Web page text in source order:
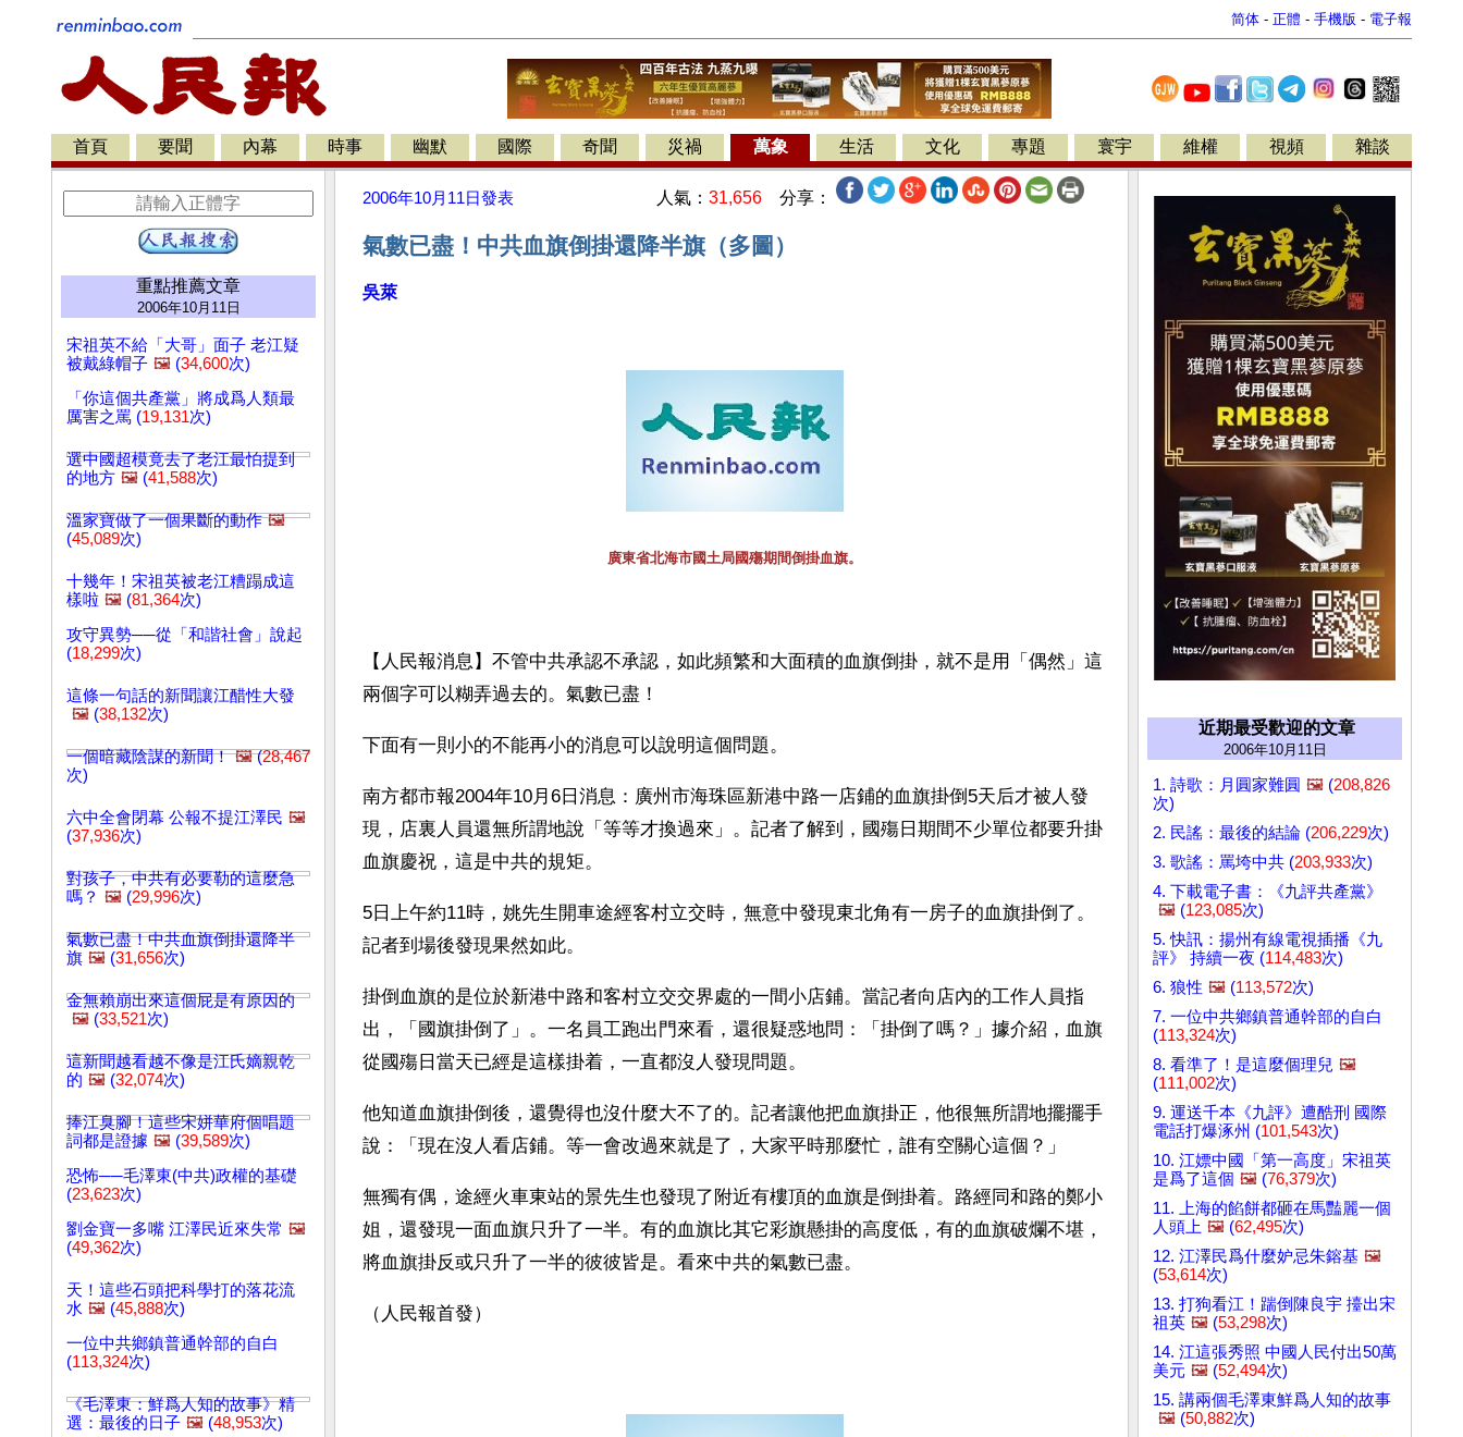
简体 - 正體 - 手機版 - 電子報
首頁 要聞 內幕 時事 幽默 國際 奇聞 災禍 萬象 生活 文化 專題 寰宇 維權 視頻 雜談
重點推薦文章
2006年10月11日
宋祖英不給「大哥」面子 老江疑
被戴綠帽子 🖼️ (34,600次)
「你這個共產黨」將成爲人類最
厲害之罵 (19,131次)
選中國超模竟去了老江最怕提到
的地方 🖼️ (41,588次)
溫家寶做了一個果斷的動作 🖼️
(45,089次)
十幾年！宋祖英被老江糟蹋成這
樣啦 🖼️ (81,364次)
攻守異勢──從「和諧社會」說起
(18,299次)
這條一句話的新聞讓江醋性大發
🖼️ (38,132次)
一個暗藏陰謀的新聞！ 🖼️(28,467
次)
六中全會閉幕 公報不提江澤民 🖼️
(37,936次)
對孩子，中共有必要勒的這麼急
嗎？ 🖼️ (29,996次)
氣數已盡！中共血旗倒掛還降半
旗 🖼️ (31,656次)
金無賴崩出來這個屁是有原因的
🖼️ (33,521次)
這新聞越看越不像是江氏嫡親乾
的 🖼️ (32,074次)
捧江臭腳！這些宋姘華府個唱題
詞都是證據 🖼️ (39,589次)
恐怖──毛澤東(中共)政權的基礎
(23,623次)
劉金寶一多嘴 江澤民近來失常 🖼️
(49,362次)
天！這些石頭把科學打的落花流
水 🖼️ (45,888次)
一位中共鄉鎮普通幹部的自白
(113,324次)
《毛澤東：鮮爲人知的故事》精
選：最後的日子 🖼️ (48,953次)
2006年10月11日發表 人氣： 31,656 分享：
氣數已盡！中共血旗倒掛還降半旗（多圖）
吳萊
廣東省北海市國土局國殤期間倒掛血旗。
【人民報消息】不管中共承認不承認，如此頻繁和大面積的血旗倒掛，就不是用「偶然」這
兩個字可以糊弄過去的。氣數已盡！
下面有一則小的不能再小的消息可以說明這個問題。
南方都市報2004年10月6日消息：廣州市海珠區新港中路一店鋪的血旗掛倒5天后才被人發
現，店裏人員還無所謂地說「等等才換過來」。記者了解到，國殤日期間不少單位都要升掛
血旗慶祝，這是中共的規矩。
5日上午約11時，姚先生開車途經客村立交時，無意中發現東北角有一房子的血旗掛倒了。
記者到場後發現果然如此。
掛倒血旗的是位於新港中路和客村立交交界處的一間小店鋪。當記者向店內的工作人員指
出，「國旗掛倒了」。一名員工跑出門來看，還很疑惑地問：「掛倒了嗎？」據介紹，血旗
從國殤日當天已經是這樣掛着，一直都沒人發現問題。
他知道血旗掛倒後，還覺得也沒什麼大不了的。記者讓他把血旗掛正，他很無所謂地擺擺手
說：「現在沒人看店鋪。等一會改過來就是了，大家平時那麼忙，誰有空關心這個？」
無獨有偶，途經火車東站的景先生也發現了附近有樓頂的血旗是倒掛着。路經同和路的鄭小
姐，還發現一面血旗只升了一半。有的血旗比其它彩旗懸掛的高度低，有的血旗破爛不堪，
將血旗掛反或只升了一半的彼彼皆是。看來中共的氣數已盡。
（人民報首發）
近期最受歡迎的文章
2006年10月11日
1. 詩歌：月圓家難圓 🖼️ (208,826
次)
2. 民謠：最後的結論 (206,229次)
3. 歌謠：罵垮中共 (203,933次)
4. 下載電子書：《九評共產黨》
🖼️ (123,085次)
5. 快訊：揚州有線電視插播《九
評》 持續一夜 (114,483次)
6. 狼性 🖼️ (113,572次)
7. 一位中共鄉鎮普通幹部的自白
(113,324次)
8. 看準了！是這麼個理兒 🖼️
(111,002次)
9. 運送千本《九評》遭酷刑 國際
電話打爆涿州 (101,543次)
10. 江嫖中國「第一高度」宋祖英
是爲了這個 🖼️ (76,379次)
11. 上海的餡餅都砸在馬豔麗一個
人頭上 🖼️ (62,495次)
12. 江澤民爲什麼妒忌朱鎔基 🖼️
(53,614次)
13. 打狗看江！踹倒陳良宇 擡出宋
祖英 🖼️ (53,298次)
14. 江這張秀照 中國人民付出50萬
美元 🖼️ (52,494次)
15. 講兩個毛澤東鮮爲人知的故事
🖼️ (50,882次)